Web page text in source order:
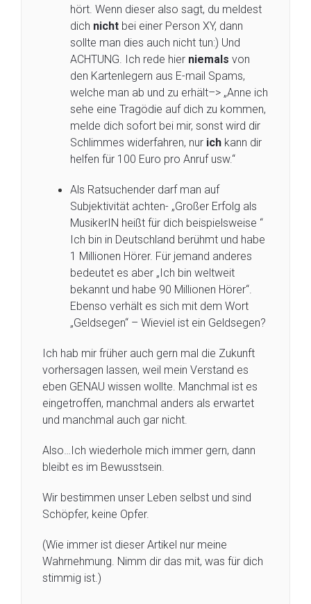
hört. Wenn dieser also sagt, du meldest
dich nicht bei einer Person XY, dann
sollte man dies auch nicht tun:) Und
ACHTUNG. Ich rede hier niemals von
den Kartenlegern aus E-mail Spams,
welche man ab und zu erhält–> „Anne ich
sehe eine Tragödie auf dich zu kommen,
melde dich sofort bei mir, sonst wird dir
Schlimmes widerfahren, nur ich kann dir
helfen für 100 Euro pro Anruf usw.“
Als Ratsuchender darf man auf
Subjektivität achten- „Großer Erfolg als
MusikerIN heißt für dich beispielsweise “
Ich bin in Deutschland berühmt und habe
1 Millionen Hörer. Für jemand anderes
bedeutet es aber „Ich bin weltweit
bekannt und habe 90 Millionen Hörer“.
Ebenso verhält es sich mit dem Wort
„Geldsegen“ – Wieviel ist ein Geldsegen?
Ich hab mir früher auch gern mal die Zukunft
vorhersagen lassen, weil mein Verstand es
eben GENAU wissen wollte. Manchmal ist es
eingetroffen, manchmal anders als erwartet
und manchmal auch gar nicht.
Also…Ich wiederhole mich immer gern, dann
bleibt es im Bewusstsein.
Wir bestimmen unser Leben selbst und sind
Schöpfer, keine Opfer.
(Wie immer ist dieser Artikel nur meine
Wahrnehmung. Nimm dir das mit, was für dich
stimmig ist.)